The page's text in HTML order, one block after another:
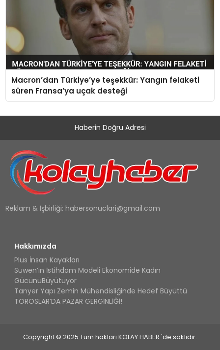
Macron’dan Türkiye’ye teşekkür: Yangın felaketi
süren Fransa’ya uçak desteği
Haberin Doğru Adresi
Reklam & İşbirliği: habersonuclari@gmail.com
Hakkımızda
Plus İnsan Kayakları
Suwen’in İstihdam Modeli Ekonomide Kadın
GücünüBüyütüyor
Tanyer Yapı Zemin Mühendisliğinde Hedef Büyüttü
TOROSLAR’DA PAZAR GERGİNLİĞİ!
Copyright © 2025 Tüm hakları KOLAY HABER 'de saklıdır.